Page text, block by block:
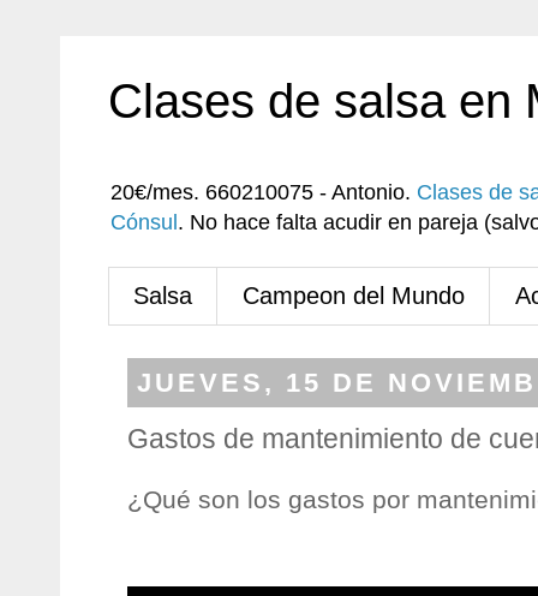
Clases de salsa en
20€/mes. 660210075 - Antonio. Clases de
Cónsul . No hace falta acudir en pareja
Salsa Campeon del Mundo
JUEVES, 15 DE
Gastos de mantenimiento de
¿Qué son los gastos por